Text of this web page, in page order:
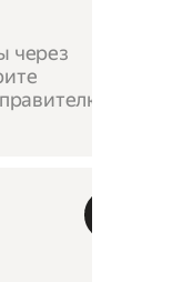
через